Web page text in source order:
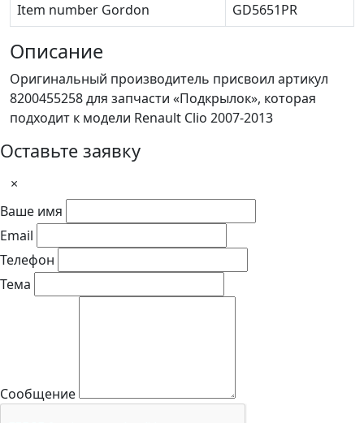
Item number Gordon
GD5651PR
Описание
Оригинальный производитель присвоил артикул
8200455258 для запчасти «Подкрылок», которая
подходит к модели Renault Clio 2007-2013
Оставьте заявку
×
Ваше имя
Email
Телефон
Тема
Сообщение